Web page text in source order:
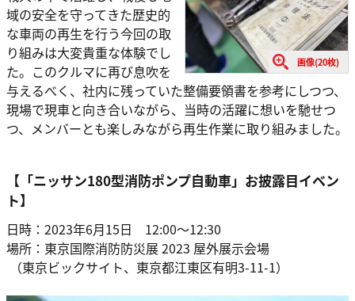
画像(20枚)
域の安全を守ってきた歴史的
な車両の再生を行う今回の取
り組みは大変貴重な体験でし
た。このクルマに再び息吹を
与えるべく、社内に残っていた整備要領書を参考にしつつ、
現場で現車と向き合いながら、当時の活躍に想いを馳せつ
つ、メンバーとも楽しみながら再生作業に取り組みました。
【「ニッサン180型消防ポンプ自動車」お披露目イベン
ト】
日時：2023年6月15日 12:00～12:30
場所：東京国際消防防災展 2023 屋外展示会場
（東京ビックサイト、東京都江東区有明3-11-1）